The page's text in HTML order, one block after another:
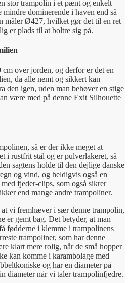
stor trampolin i et pænt og enkelt
dominerende i haven end så
måler Ø427, hvilket gør det til en ret
er plads til at boltre sig på.
over jorden, og derfor er det en
da alle nemt og sikkert kan
den igen, uden man behøver en stige
være med på denne Exit Silhouette
så er der ikke meget at
i rustfrit stål og er pulverlakeret, så
sagtens holde til den dejlige danske
og vind, og heldigvis også en
fjeder-clips, som også sikrer
end mange andre trampoliner.
vi fremhæver i sær denne trampolin,
er gemt bag. Det betyder, at man
fødderne i klemme i trampolinens
trampoliner, som har denne
klart mere rolig, når de små hopper
kan komme i karambolage med
og har en diameter på
diameter når vi taler trampolinfjedre.